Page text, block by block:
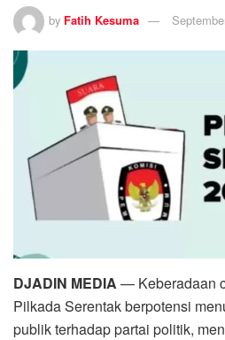
by Fatih Kesuma
DJADIN MEDIA — Keberadaan
Pilkada Serentak berpotensi
publik terhadap partai politik,